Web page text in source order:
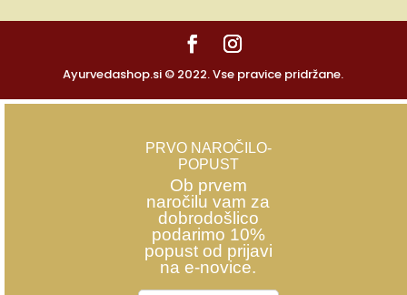
Ayurvedashop.si © 2022. Vse pravice pridržane.
PRVO NAROČILO-
POPUST
Ob prvem
naročilu vam za
dobrodošlico
podarimo 10%
popust od prijavi
na e-novice.